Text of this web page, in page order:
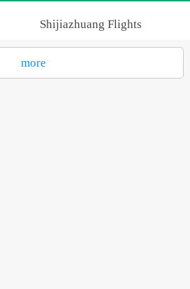
Shijiazhuang Flights
more